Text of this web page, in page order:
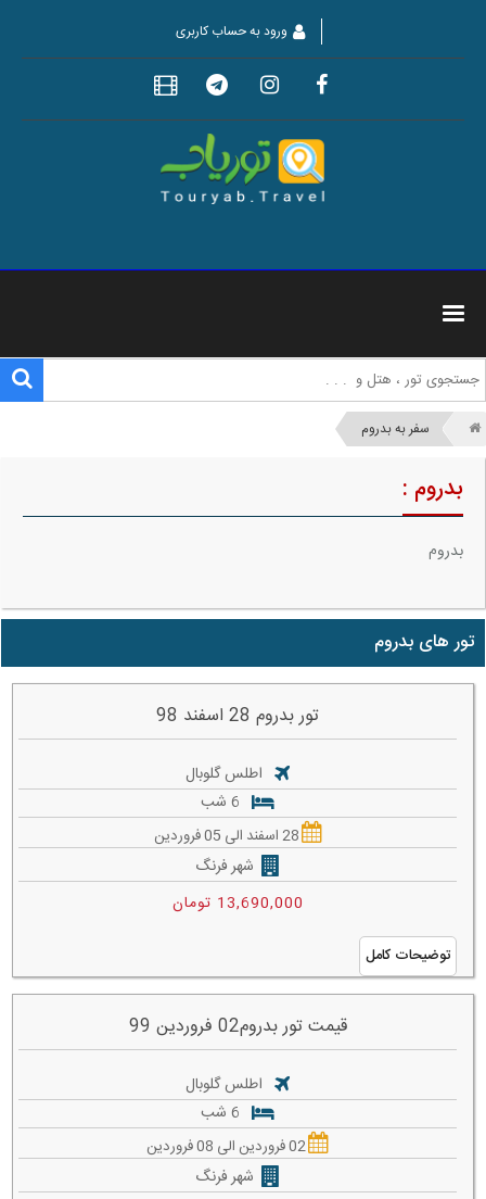
ورود به حساب کاربری
سفر به بدروم
بدروم :
بدروم
تور های بدروم
تور بدروم 28 اسفند 98
اطلس گلوبال
28 اسفند الی 05 فروردین
شهر فرنگ
13,690,000 تومان
توضیحات کامل
قیمت تور بدروم02 فروردین 99
اطلس گلوبال
02 فروردین الی 08 فروردین
شهر فرنگ